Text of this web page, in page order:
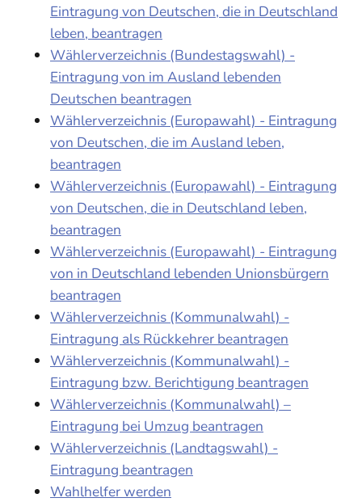
Eintragung von Deutschen, die in Deutschland
leben, beantragen
Wählerverzeichnis (Bundestagswahl) -
Eintragung von im Ausland lebenden
Deutschen beantragen
Wählerverzeichnis (Europawahl) - Eintragung
von Deutschen, die im Ausland leben,
beantragen
Wählerverzeichnis (Europawahl) - Eintragung
von Deutschen, die in Deutschland leben,
beantragen
Wählerverzeichnis (Europawahl) - Eintragung
von in Deutschland lebenden Unionsbürgern
beantragen
Wählerverzeichnis (Kommunalwahl) -
Eintragung als Rückkehrer beantragen
Wählerverzeichnis (Kommunalwahl) -
Eintragung bzw. Berichtigung beantragen
Wählerverzeichnis (Kommunalwahl) –
Eintragung bei Umzug beantragen
Wählerverzeichnis (Landtagswahl) -
Eintragung beantragen
Wahlhelfer werden